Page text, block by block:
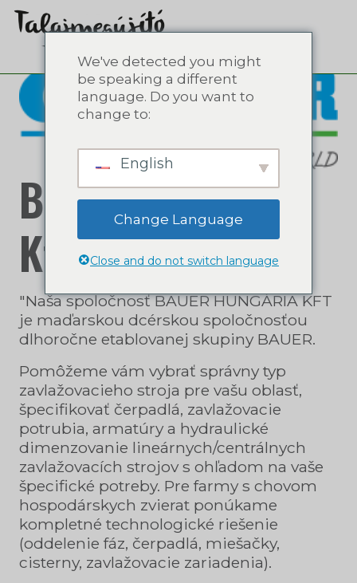
Bauer Hungária
Kft.
"Naša spoločnosť BAUER HUNGÁRIA KFT
je maďarskou dcérskou spoločnosťou
dlhoročne etablovanej skupiny BAUER.
Pomôžeme vám vybrať správny typ
zavlažovacieho stroja pre vašu oblasť,
špecifikovať čerpadlá, zavlažovacie
potrubia, armatúry a hydraulické
dimenzovanie lineárnych/centrálnych
zavlažovacích strojov s ohľadom na vaše
špecifické potreby. Pre farmy s chovom
hospodárskych zvierat ponúkame
kompletné technologické riešenie
(oddelenie fáz, čerpadlá, miešačky,
cisterny, zavlažovacie zariadenia).
We've detected you might
be speaking a different
language. Do you want to
change to:
English
Change Language
Close and do not switch language